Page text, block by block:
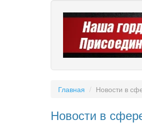
Главная Новости в
Новости в